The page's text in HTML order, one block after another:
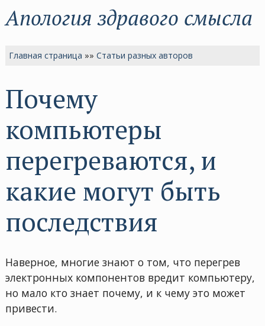
Апология здравого смысла
Главная страница »»Статьи разных авторов
Почему
компьютеры
перегреваются, и
какие могут быть
последствия
Наверное, многие знают о том, что перегрев
электронных компонентов вредит компьютеру,
но мало кто знает почему, и к чему это может
привести.